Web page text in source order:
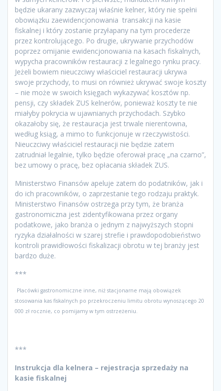
będzie ukarany zazwyczaj właśnie kelner, który nie spełni
obowiązku zaewidencjonowania transakcji na kasie
fiskalnej i który zostanie przyłapany na tym procederze
przez kontrolującego. Po drugie, ukrywanie przychodów
poprzez omijanie ewidencjonowania na kasach fiskalnych,
wypycha pracowników restauracji z legalnego rynku pracy.
Jeżeli bowiem nieuczciwy właściciel restauracji ukrywa
swoje przychody, to musi on również ukrywać swoje koszty
– nie może w swoich księgach wykazywać kosztów np.
pensji, czy składek ZUS kelnerów, ponieważ koszty te nie
miałyby pokrycia w ujawnianych przychodach. Szybko
okazałoby się, że restauracja jest trwale nierentowna,
według ksiąg, a mimo to funkcjonuje w rzeczywistości.
Nieuczciwy właściciel restauracji nie będzie zatem
zatrudniał legalnie, tylko będzie oferował pracę „na czarno”,
bez umowy o pracę, bez opłacania składek ZUS.
Ministerstwo Finansów apeluje zatem do podatników, jak i
do ich pracowników, o zaprzestanie tego rodzaju praktyk.
Ministerstwo Finansów ostrzega przy tym, że branża
gastronomiczna jest zidentyfikowana przez organy
podatkowe, jako branża o jednym z najwyższych stopni
ryzyka działalności w szarej strefie i prawdopodobieństwo
kontroli prawidłowości fiskalizacji obrotu w tej branży jest
bardzo duże.
***
Placówki gastronomiczne inne, niż stacjonarne mają obowiązek
stosowania kas fiskalnych po przekroczeniu limitu obrotu wynoszącego 20
000 zł rocznie, co pomijamy w tym ostrzeżeniu.
***
Instrukcja dla kelnera – rejestracja sprzedaży na
kasie fiskalnej